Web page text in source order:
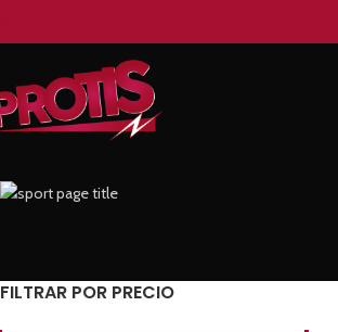
FILTRAR POR PRECIO